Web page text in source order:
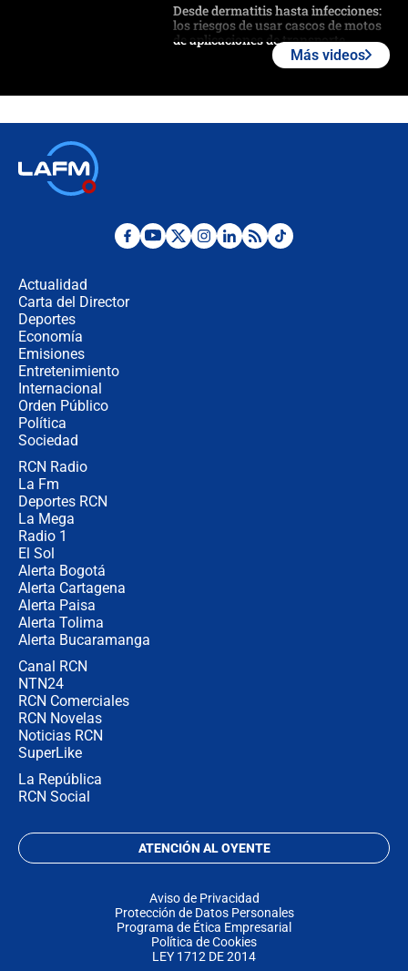
Desde dermatitis hasta infecciones:
los riesgos de usar cascos de motos
de aplicaciones de transporte
celular? Requisitos, pasos y
Posesión de Abelardo De La Espriella
Más videos
Actualidad
Carta del Director
Deportes
Economía
Emisiones
Entretenimiento
Internacional
Orden Público
Política
Sociedad
RCN Radio
La Fm
Deportes RCN
La Mega
Radio 1
El Sol
Alerta Bogotá
Alerta Cartagena
Alerta Paisa
Alerta Tolima
Alerta Bucaramanga
Canal RCN
NTN24
RCN Comerciales
RCN Novelas
Noticias RCN
SuperLike
La República
RCN Social
ATENCIÓN AL OYENTE
Aviso de Privacidad
Protección de Datos Personales
Programa de Ética Empresarial
Política de Cookies
LEY 1712 DE 2014